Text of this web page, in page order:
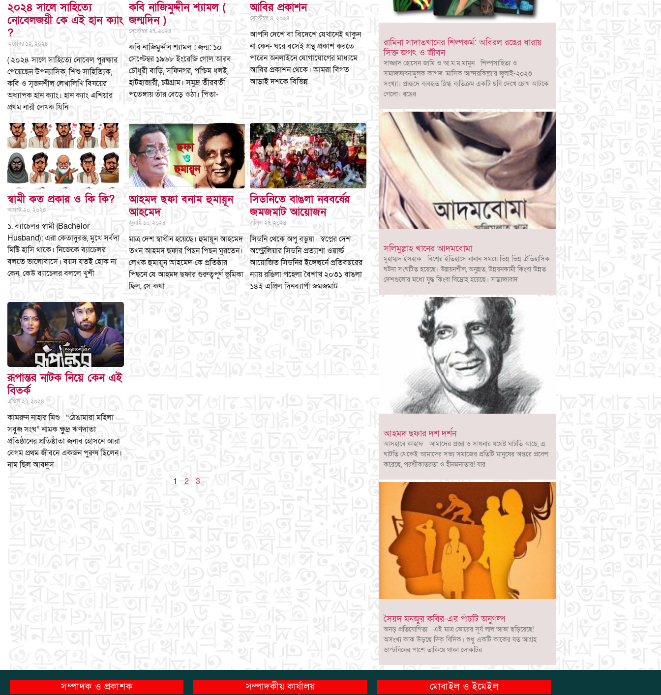
২০২৪ সালে সাহিত্যে
নোবেলজয়ী কে এই হান ক্যাং
?
অক্টোবর ১২, ২০২৪
( ২০২৪ সালে সাহিত্যে নোবেল পুরষ্কার
পেয়েছেন উপন্যাসিক, শিশু সাহিত্যিক,
কবি ও সৃজনশীল লেখালিখি বিষয়ের
অধ্যাপক হান ক্যাং। হান ক্যাং এশিয়ার
প্রথম নারী লেখক যিনি
কবি নাজিমুদ্দীন শ্যামল (
জন্মদিন )
সেপ্টেম্বর ২৭, ২০২৪
কবি নাজিমুদ্দীন শ্যামল : জন্ম: ১০
সেপ্টেম্বর ১৯৬৮ ইংরেজি গোল আরব
চৌধুরী বাড়ি, সফিনগর, পশ্চিম ধলই,
হাটহাজারী, চট্টগ্রাম। সমুদ্র তীরবর্তী
পতেঙ্গায় তাঁর বেড়ে ওঠা। পিতা-
আবির প্রকাশন
সেপ্টেম্বর ৪, ২০২৪
আপনি দেশে বা বিদেশে যেখানেই থাকুন
না কেন- ঘরে বসেই গ্রন্থ প্রকাশ করতে
পারেন অনলাইনে যোগাযোগের মাধ্যমে
আবির প্রকাশন থেকে। আমরা বিগত
আড়াই দশকে বিভিন্ন
স্বামী কত প্রকার ও কি কি?
আগস্ট ২০, ২০২৪
১. ব্যাচেলর স্বামী (Bachelor
Husband): এরা কেতাদুরস্ত, মুখে সর্বদা
মিষ্টি হাসি থাকে। নিজেকে ব্যাচেলর
বলতে ভালোবাসে। বয়স যতই হোক না
কেন, কেউ ব্যাচেলর বললে খুশী
আহমদ ছফা বনাম হুমায়ূন
আহমেদ
জুলাই ১০, ২০২৪
মাত্র দেশ স্বাধীন হয়েছে। হুমায়ূন আহমেদ
তখন আহমদ ছফার পিছন পিছন ঘুরতেন।
লেখক হুমায়ূন আহমেদ-কে প্রতিষ্ঠার
পিছনে যে আহমদ ছফার গুরুত্বপূর্ণ ভূমিকা
ছিল, সে কথা
সিডনিতে বাঙলা নববর্ষের
জমজমাট আয়োজন
এপ্রিল ২৭, ২০২৪
সিডনি থেকে অপু বড়ুয়া স্বপ্নের দেশ
অস্ট্রেলিয়ার সিডনি প্রত্যাশা ওয়ার্ল্ড
আয়োজিত সিডনির ইঙ্গেল্বর্নে প্রতিবছরের
ন্যায় রঙিলা পহেলা বৈশাখ ২০৩১ বাঙলা
১৪ই এপ্রিল দিনব্যাপী জমজমাট
রূপান্তর নাটক নিয়ে কেন এই
বিতর্ক
এপ্রিল ২৭, ২০২৪
কামরুন নাহার মিশু “ঠেঙামারা মহিলা
সবুজ সংঘ” নামক ক্ষুুদ্র ঋণদাতা
প্রতিষ্ঠানের প্রতিষ্ঠাতা জনাব হোসনে আরা
বেগম প্রথম জীবনে একজন পুরুষ ছিলেন।
নাম ছিল আবদুস
1
2 3
রামিনা সাদাতখানের শিল্পকর্ম: অবিরল রঙের ধারায়
সিক্ত জগৎ ও জীবন
সাজ্জাদ হোসেন জামি ও আ.ম.ম.মামুন শিল্পসাহিত্য ও
সমাজভাবনামূলক কাগজ ‘মাসিক আন্দরকিল্লা’র জুলাই-২০২৩
সংখ্যা। প্রচ্ছদে ব্যবহৃত স্নিগ্ধ ব্যতিক্রম একটি ছবি দেখে চোখ আটকে
গেলো। রঙের
সলিমুল্লাহ খানের আদমবোমা
মুহাম্মদ ইসহাক বিশ্বের ইতিহাসে নানান সময়ে ভিন্ন ভিন্ন ঐতিহাসিক
ঘটনা সংঘটিত হয়েছে। উন্নয়নশীল, অনুন্নত, উন্নয়নকামী কিংবা উন্নত
দেশগুলোর মধ্যে যুদ্ধ কিংবা বিদ্রোহ হয়েছে। সাম্রাজ্যবাদ
আহমদ ছফার দশ দর্শন
আসহাবে কাহাফ আমাদের প্রজ্ঞা ও সাধনার যথেষ্ট ঘাটতি আছে, এ
ঘাটতি থেকেই আমাদের সভ্য সমাজের প্রতিটি মানুষের অন্তরে প্রবেশ
করেছে, পরশ্রীকাতরতা ও হীনমন্যতার! যার
সৈয়দ মনজুর কবির-এর পাঁচটি অনুগল্প
অনড় প্রতিযোগিতা এই মাত্র ভোরের সূর্য লাল আভা ছড়িয়েছে!
অসংখ্য কাক উড়ছে দিক্ বিদিক। শুধু একটি কাকের যত আগ্রহ
ডাস্টবিনের পাশে তাকিয়ে থাকা লোকটির
সম্পাদক ও প্রকাশক সম্পাদকীয় কার্যালয় মোবাইল ও ইমেইল